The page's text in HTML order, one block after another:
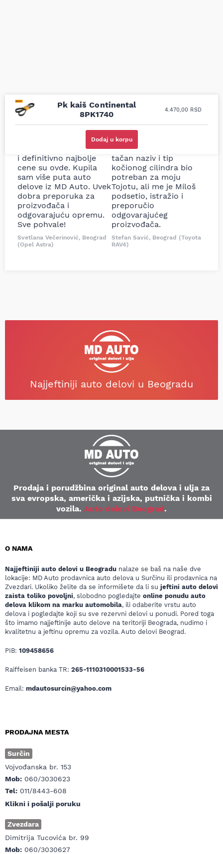
Pk kaiš Continental
8PK1740
4.470,00 RSD
Dodaj u korpu
Uporedila sam sve
prodavnice auto delova
i definitivno najbolje
cene su ovde. Kupila
sam više puta auto
delove iz MD Auto. Uvek
dobra preporuka za
proizvođača i
odgovarajuću opremu.
Sve pohvale!
Svetlana Večerinović, Beograd
(Opel Astra)
Odlična usluga i
ljubazni prodavci.
Nisam bio siguran koji je
tačan naziv i tip
kočionog cilindra bio
potreban za moju
Tojotu, ali me je Miloš
podsetio, istražio i
preporučio
odgovarajućeg
proizvođača.
Stefan Savić, Beograd (Toyota
RAV4)
Najjeftiniji auto delovi u Beogradu
Prodaja i porudžbina original auto delova i ulja za
sva evropska, američka i azijska, putnička i kombi
vozila. Auto delovi Beograd.
O NAMA
Najjeftiniji auto delovi u Beogradu nalaze se baš na naše dve
lokacije: MD Auto prodavnica auto delova u Surčinu ili prodavnica na
Zvezdari. Ukoliko želite da se informišete da li su jeftini auto delovi
zaista toliko povoljni, slobodno pogledajte online ponudu auto
delova klikom na marku automobila, ili odaberite vrstu auto
delova i pogledajte koji su sve rezervni delovi u ponudi. Pored toga
što imamo najjeftinije auto delove na teritoriji Beograda, nudimo i
kvalitetnu a jeftinu opremu za vozila. Auto delovi Beograd.
PIB: 109458656
Raiffeisen banka TR: 265-1110310001533-56
Email: mdautosurcin@yahoo.com
PRODAJNA MESTA
Surčin
Vojvođanska br. 153
Mob: 060/3030623
Tel: 011/8443-608
Klikni i pošalji poruku
Zvezdara
Dimitrija Tucovića br. 99
Mob: 060/3030627